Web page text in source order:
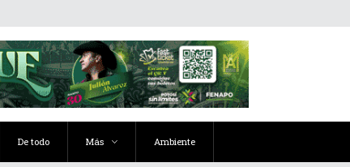
De todo Más Ambiente